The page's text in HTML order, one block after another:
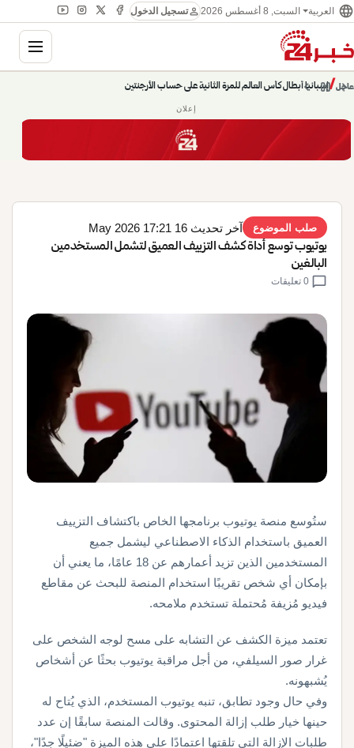
language العربية السبت, 8 أغسطس 2026 personتسجيل الدخول
عاجل/
إسبانيا أبطال كأس العالم للمرة الثانية على حساب الأرجنتين
chevron_right
pause
chevron_left
إعلان
صلب الموضوع آخر تحديث 16 May 2026 17:21
يوتيوب توسع أداة كشف التزييف العميق لتشمل المستخدمين
البالغين
chat_bubble
ستُوسع منصة يوتيوب برنامجها الخاص باكتشاف التزييف
العميق باستخدام الذكاء الاصطناعي ليشمل جميع
المستخدمين الذين تزيد أعمارهم عن 18 عامًا، ما يعني أن
بإمكان أي شخص تقريبًا استخدام المنصة للبحث عن مقاطع
فيديو مُزيفة مُحتملة تستخدم ملامحه.
تعتمد ميزة الكشف عن التشابه على مسح لوجه الشخص على
غرار صور السيلفي، من أجل مراقبة يوتيوب بحثًا عن أشخاص
يُشبهونه.
وفي حال وجود تطابق، تنبه يوتيوب المستخدم، الذي يُتاح له
حينها خيار طلب إزالة المحتوى. وقالت المنصة سابقًا إن عدد
طلبات الإزالة التي تلقتها اعتمادًا على هذه الميزة "ضئيلًا جدًا"،